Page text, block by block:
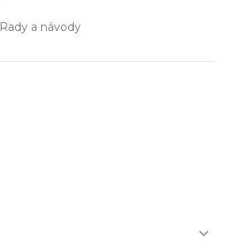
Rady a návody
